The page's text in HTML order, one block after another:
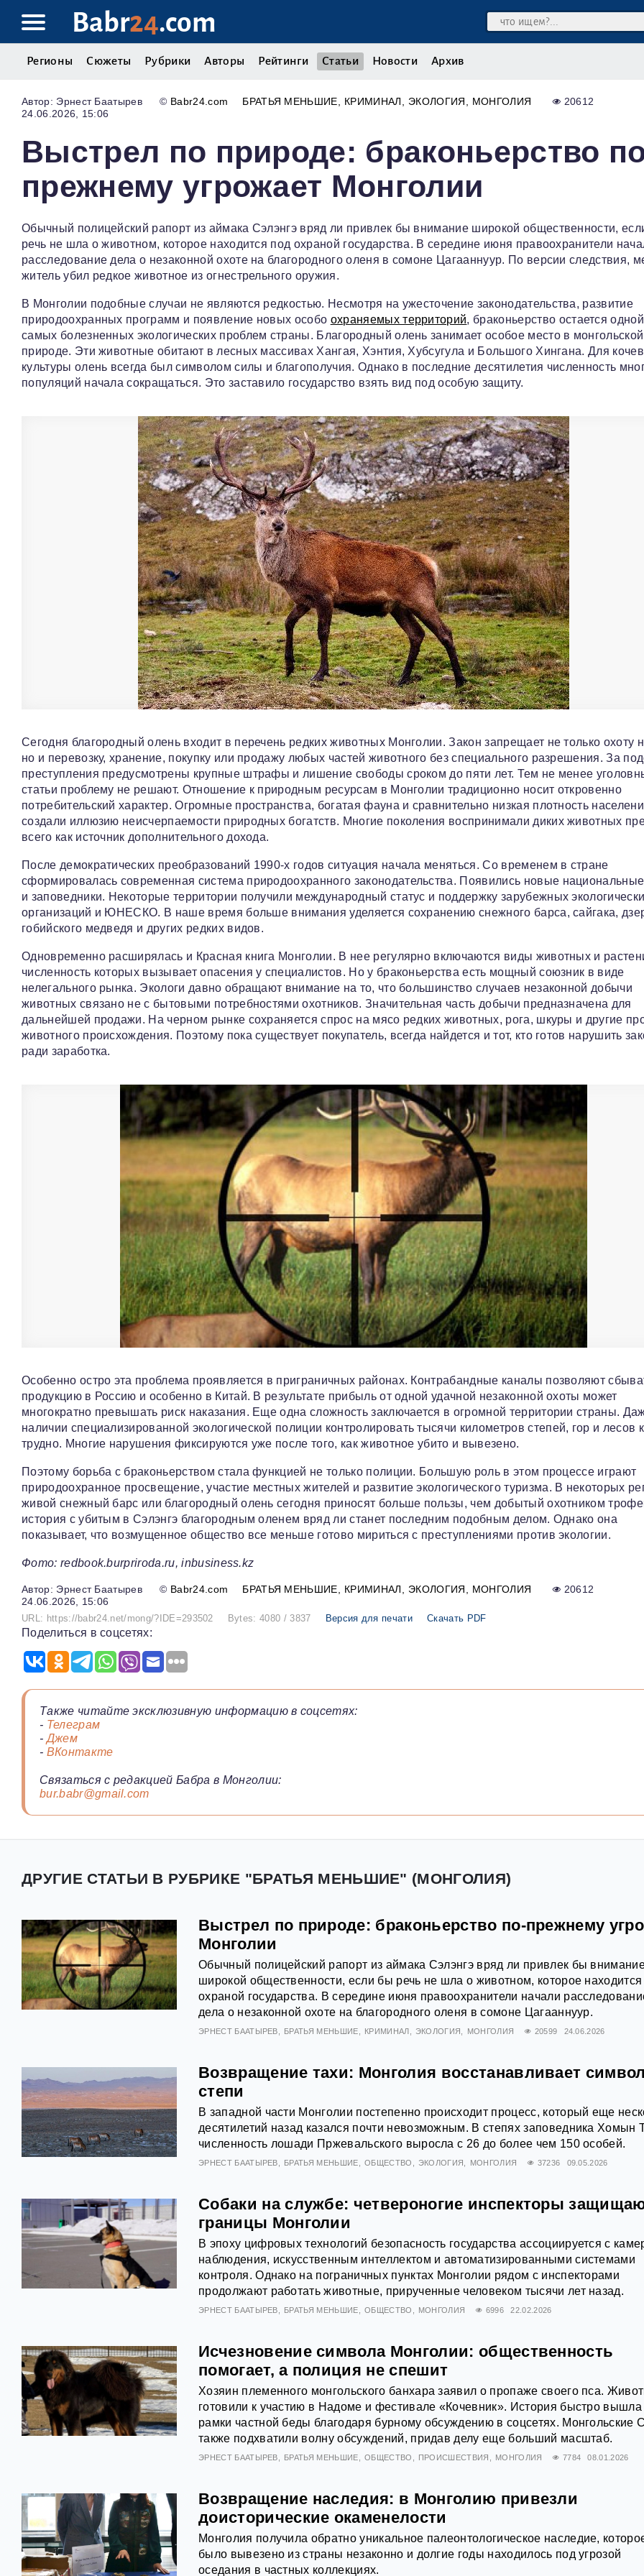
Babr24.com
Регионы Сюжеты Рубрики Авторы Рейтинги Статьи Новости Архив
Эрнест Баатырев © Babr24.com БРАТЬЯ МЕНЬШИЕ КРИМИНАЛ ЭКОЛОГИЯ МОНГОЛИЯ
20612
24.06.2026, 15:06
Выстрел по природе: браконьерство
прежнему угрожает Монголии
Обычный полицейский рапорт из аймака Сэлэнгэ вряд ли привлек бы внимание широкой общественности,
речь не шла о животном, которое находится под охраной государства. В середине июня правоохранители
расследование дела о незаконной охоте на благородного оленя в сомоне Цагааннуур. По версии следствия,
житель убил редкое животное из огнестрельного оружия.
В Монголии подобные случаи не являются редкостью. Несмотря на ужесточение законодательства, развитие
природоохранных программ и появление новых особо охраняемых территорий, браконьерство остается
самых болезненных экологических проблем страны. Благородный олень занимает особое место в монгольской
природе. Эти животные обитают в лесных массивах Хангая, Хэнтия, Хубсугула и Большого Хингана. Для
культуры олень всегда был символом силы и благополучия. Однако в последние десятилетия численность
популяций начала сокращаться. Это заставило государство взять вид под особую защиту.
Сегодня благородный олень входит в перечень редких животных Монголии. Закон запрещает не только охоту
но и перевозку, хранение, покупку или продажу любых частей животного без специального разрешения. За
преступления предусмотрены крупные штрафы и лишение свободы сроком до пяти лет. Тем не менее
статьи проблему не решают. Отношение к природным ресурсам в Монголии традиционно носит откровенно
потребительский характер. Огромные пространства, богатая фауна и сравнительно низкая плотность
создали иллюзию неисчерпаемости природных богатств. Многие поколения воспринимали диких животных
всего как источник дополнительного дохода.
После демократических преобразований 1990-х годов ситуация начала меняться. Со временем в стране
сформировалась современная система природоохранного законодательства. Появились новые
и заповедники. Некоторые территории получили международный статус и поддержку зарубежных
организаций и ЮНЕСКО. В наше время больше внимания уделяется сохранению снежного барса, сайгака,
гобийского медведя и других редких видов.
Одновременно расширялась и Красная книга Монголии. В нее регулярно включаются виды животных и
численность которых вызывает опасения у специалистов. Но у браконьерства есть мощный союзник в виде
нелегального рынка. Экологи давно обращают внимание на то, что большинство случаев незаконной добычи
животных связано не с бытовыми потребностями охотников. Значительная часть добычи предназначена для
дальнейшей продажи. На черном рынке сохраняется спрос на мясо редких животных, рога, шкуры и другие
животного происхождения. Поэтому пока существует покупатель, всегда найдется и тот, кто готов нарушить
ради заработка.
Особенно остро эта проблема проявляется в приграничных районах. Контрабандные каналы позволяют
продукцию в Россию и особенно в Китай. В результате прибыль от одной удачной незаконной охоты может
многократно превышать риск наказания. Еще одна сложность заключается в огромной территории страны.
наличии специализированной экологической полиции контролировать тысячи километров степей, гор и лесов
трудно. Многие нарушения фиксируются уже после того, как животное убито и вывезено.
Поэтому борьба с браконьерством стала функцией не только полиции. Большую роль в этом процессе играют
природоохранное просвещение, участие местных жителей и развитие экологического туризма. В некоторых
живой снежный барс или благородный олень сегодня приносят больше пользы, чем добытый охотником
история с убитым в Сэлэнгэ благородным оленем вряд ли станет последним подобным делом. Однако она
показывает, что возмущенное общество все меньше готово мириться с преступлениями против экологии.
Фото: redbook.burpriroda.ru, inbusiness.kz
Эрнест Баатырев © Babr24.com БРАТЬЯ МЕНЬШИЕ КРИМИНАЛ ЭКОЛОГИЯ МОНГОЛИЯ
20612
24.06.2026, 15:06
URL: https://babr24.net/mong/?IDE=293502 Bytes: 4080 / 3837 Версия для печати Скачать PDF
Поделиться в соцсетях:
Также читайте эксклюзивную информацию в соцсетях:
- Телеграм
-Джем
- ВКонтакте
Связаться с редакцией Бабра в Монголии:
bur.babr@gmail.com
ДРУГИЕ СТАТЬИ В РУБРИКЕ "БРАТЬЯ МЕНЬШИЕ" (МОНГОЛИЯ)
Выстрел по природе: браконьерство по-прежнему
Монголии
Обычный полицейский рапорт из аймака Сэлэнгэ вряд ли привлек бы
широкой общественности, если бы речь не шла о животном, которое находится
охраной государства. В середине июня правоохранители начали
дела о незаконной охоте на благородного оленя в сомоне Цагааннуур.
ЭРНЕСТ БААТЫРЕВ БРАТЬЯ МЕНЬШИЕ КРИМИНАЛ ЭКОЛОГИЯ МОНГОЛИЯ 20599 24.06.2026
Возвращение тахи: Монголия восстанавливает символ
степи
В западной части Монголии постепенно происходит процесс, который еще
десятилетий назад казался почти невозможным. В степях заповедника Хомын
численность лошади Пржевальского выросла с 26 до более чем 150 особей.
ЭРНЕСТ БААТЫРЕВ БРАТЬЯ МЕНЬШИЕ ОБЩЕСТВО ЭКОЛОГИЯ МОНГОЛИЯ 37236 09.05.2026
Собаки на службе: четвероногие инспекторы
границы Монголии
В эпоху цифровых технологий безопасность государства ассоциируется с
наблюдения, искусственным интеллектом и автоматизированными системами
контроля. Однако на пограничных пунктах Монголии рядом с инспекторами
продолжают работать животные, прирученные человеком тысячи лет назад.
ЭРНЕСТ БААТЫРЕВ БРАТЬЯ МЕНЬШИЕ ОБЩЕСТВО МОНГОЛИЯ 6996 22.02.2026
Исчезновение символа Монголии: общественность
помогает, а полиция не спешит
Хозяин племенного монгольского банхара заявил о пропаже своего пса.
готовили к участию в Надоме и фестивале «Кочевник». История быстро вышла
рамки частной беды благодаря бурному обсуждению в соцсетях. Монгольские
также подхватили волну обсуждений, придав делу еще больший масштаб.
ЭРНЕСТ БААТЫРЕВ БРАТЬЯ МЕНЬШИЕ ОБЩЕСТВО ПРОИСШЕСТВИЯ МОНГОЛИЯ 7784 08.01.2026
Возвращение наследия: в Монголию привезли
доисторические окаменелости
Монголия получила обратно уникальное палеонтологическое наследие,
было вывезено из страны незаконно и долгие годы находилось под угрозой
оседания в частных коллекциях.